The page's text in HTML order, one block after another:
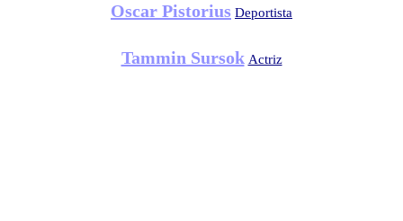
Oscar Pistorius Deportista
Tammin Sursok Actriz